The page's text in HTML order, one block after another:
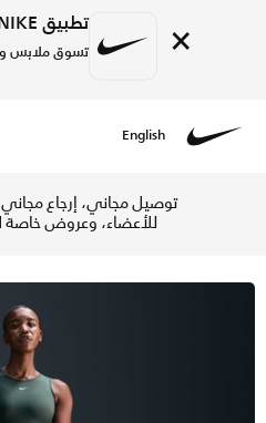
× تطبيق NIKE هنا!
تسوق ملابس
English
توصيل مجاني، إرجاع
للأعضاء، وعروض خاصة